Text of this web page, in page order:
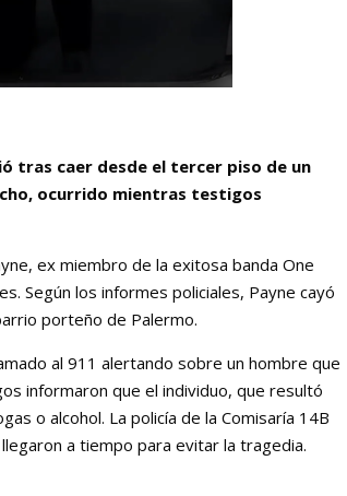
tras caer desde el tercer piso de un
ocurrido mientras testigos
ex miembro de la exitosa banda One
Según los informes policiales, Payne cayó
porteño de Palermo.
al 911 alertando sobre un hombre que
informaron que el individuo, que resultó
o alcohol. La policía de la Comisaría 14B
a tiempo para evitar la tragedia.